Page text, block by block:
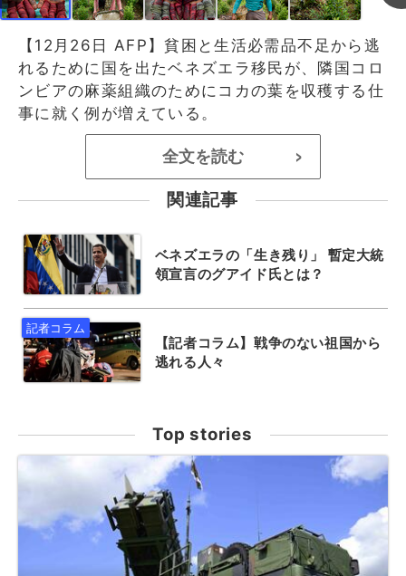
【12月26日 AFP】貧困と生活必需品不足から逃
れるために国を出たベネズエラ移民が、隣国コロ
ンビアの麻薬組織のためにコカの葉を収穫する仕
事に就く例が増えている。
全文を読む >
関連記事
ベネズエラの「生き残り」 暫定大統
領宣言のグアイド氏とは？
【記者コラム】戦争のない祖国から
逃れる人々
Top stories